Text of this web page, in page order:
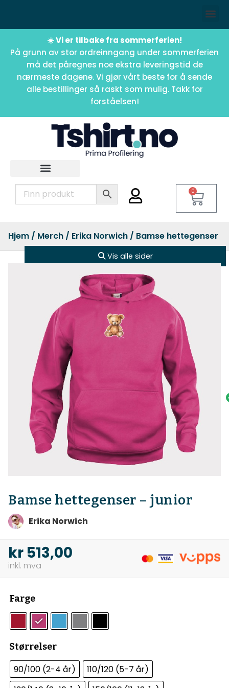
☀️ Vi er tilbake fra sommerferien!
På grunn av stor ordreinngang under sommerferien
må det påregnes noe ekstra leveringstid de
nærmeste dagene. Vi gjør vårt beste for å sende
alle bestillinger så raskt som mulig. Takk for
forståelsen!
0
Hjem / Merch / Erika Norwich / Bamse hettegenser –
Vis alle sider
Bamse hettegenser – junior
Erika Norwich
kr 513,00
Farge
Størrelser
90/100 (2-4 år)
110/120 (5-7 år)